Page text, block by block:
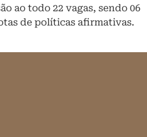
ao todo 22 vagas, sendo 06
de políticas afirmativas.